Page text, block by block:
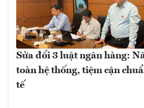
Sửa đổi 3 luật ngân hàng:
toàn hệ thống, tiệm cận
tế